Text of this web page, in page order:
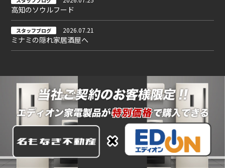
高知のソウルフード
スタッフブログ 2026.07.21
ミナミの隠れ家居酒屋へ